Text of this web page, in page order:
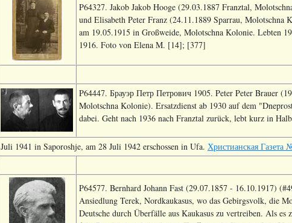
P64327. Jakob Jakob Hooge (29.03.1887 Franztal,
und Elisabeth Peter Franz (24.11.1889 Sparrau,
am 19.05.1915 in Großweide, Molotschna Kolonie. Lebten
1916. Foto von Elena M. [14]; [377]
P64447. Брауэр Петр Петрович 1905. Peter Peter Brauer
Molotschna Kolonie). Ersatzdienst ab 1930 auf dem
dabei. Geht nach 1936 nach Franztal zurück, lebt kurz in
Juli 1941 in Saporoshje, am 28 Juli 1942 erschossen in Ufa. Христианская
P64577. Bernhard Johann Fast (29.07.1857 - 16.10.1917)
Ansiedlung Terek, Nordkaukasus, wo das Gebirgsvolk, die
Deutsche durch Überfälle aus Kaukasus zu vertreiben. Als